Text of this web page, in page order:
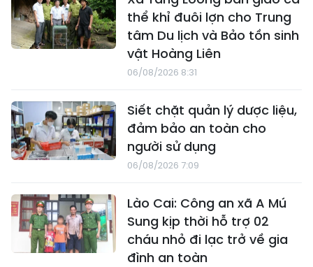
thể khỉ đuôi lợn cho Trung
tâm Du lịch và Bảo tồn sinh
vật Hoàng Liên
06/08/2026 8:31
Siết chặt quản lý dược liệu,
đảm bảo an toàn cho
người sử dụng
06/08/2026 7:09
Lào Cai: Công an xã A Mú
Sung kịp thời hỗ trợ 02
cháu nhỏ đi lạc trở về gia
đình an toàn